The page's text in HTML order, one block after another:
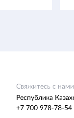
Свяжитесь с нами
Республика
+7 700 978-78-